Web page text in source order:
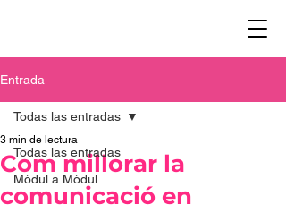
Entrada
Todas las entradas
Mòdul a Mòdul
Todas las entradas
Com millorar la
comunicació en
3 min de lectura